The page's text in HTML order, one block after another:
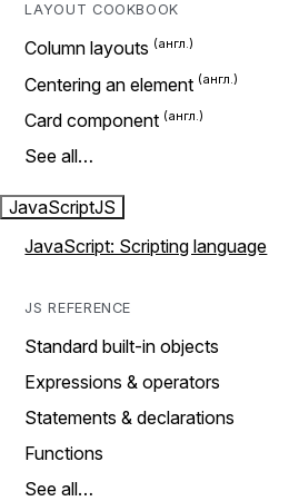
LAYOUT COOKBOOK
Column layouts
Centering an element
Card component
See all…
JavaScriptJS
JavaScript: Scripting language
JS REFERENCE
Standard built-in objects
Expressions & operators
Statements & declarations
Functions
See all…